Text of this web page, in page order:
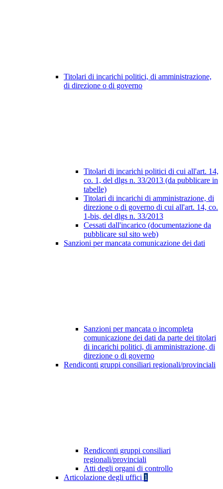
Titolari di incarichi politici, di amministrazione,
di direzione o di governo
Titolari di incarichi politici di cui all'art. 14,
co. 1, del dlgs n. 33/2013 (da pubblicare in
tabelle)
Titolari di incarichi di amministrazione, di
direzione o di governo di cui all'art. 14, co.
1-bis, del dlgs n. 33/2013
Cessati dall'incarico (documentazione da
pubblicare sul sito web)
Sanzioni per mancata comunicazione dei dati
Sanzioni per mancata o incompleta
comunicazione dei dati da parte dei titolari
di incarichi politici, di amministrazione, di
direzione o di governo
Rendiconti gruppi consiliari regionali/provinciali
Rendiconti gruppi consiliari
regionali/provinciali
Atti degli organi di controllo
Articolazione degli uffici 1